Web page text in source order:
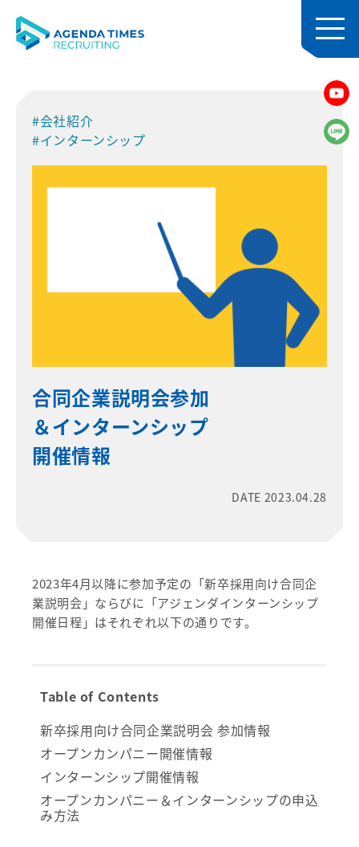
#会社紹介
#インターンシップ
合同企業説明会参加
＆インターンシップ
開催情報
DATE 2023.04.28
2023年4月以降に参加予定の「新卒採用向け合同企
業説明会」ならびに「アジェンダインターンシップ
開催日程」はそれぞれ以下の通りです。
Table of Contents
新卒採用向け合同企業説明会 参加情報
オープンカンパニー開催情報
インターンシップ開催情報
オープンカンパニー＆インターンシップの申込
み方法